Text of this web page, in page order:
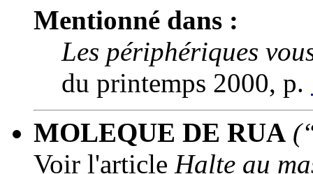
Mentionné dans :
Les périphériques
du printemps 2000, p.
MOLEQUE DE RUA
Voir l'article Halte au